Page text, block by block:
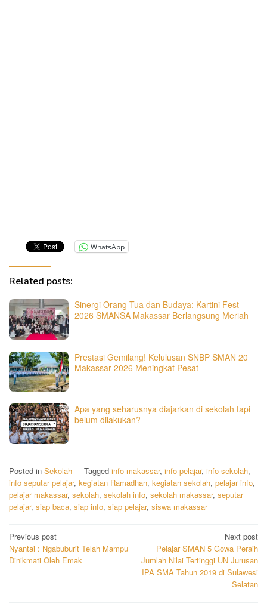
WhatsApp
Related posts:
Sinergi Orang Tua dan Budaya: Kartini Fest
2026 SMANSA Makassar Berlangsung Meriah
Prestasi Gemilang! Kelulusan SNBP SMAN 20
Makassar 2026 Meningkat Pesat
Apa yang seharusnya diajarkan di sekolah tapi
belum dilakukan?
Posted in Sekolah Tagged info makassar, info pelajar, info sekolah,
info seputar pelajar, kegiatan Ramadhan, kegiatan sekolah, pelajar info,
pelajar makassar, sekolah, sekolah info, sekolah makassar, seputar
pelajar, siap baca, siap info, siap pelajar, siswa makassar
Post
navigation
Previous post
Nyantai : Ngabuburit Telah Mampu
Dinikmati Oleh Emak
Next post
Pelajar SMAN 5 Gowa Peraih
Jumlah Nilai Tertinggi UN Jurusan
IPA SMA Tahun 2019 di Sulawesi
Selatan